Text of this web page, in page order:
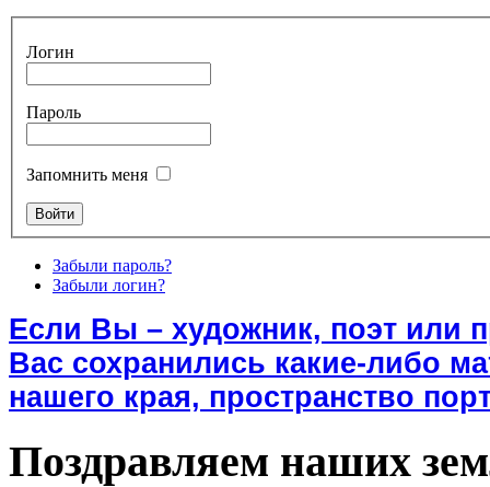
Логин
Пароль
Запомнить меня
Забыли пароль?
Забыли логин?
Если Вы – художник, поэт или
Вас сохранились какие-либо
нашего края, пространство
Поздравляем наших